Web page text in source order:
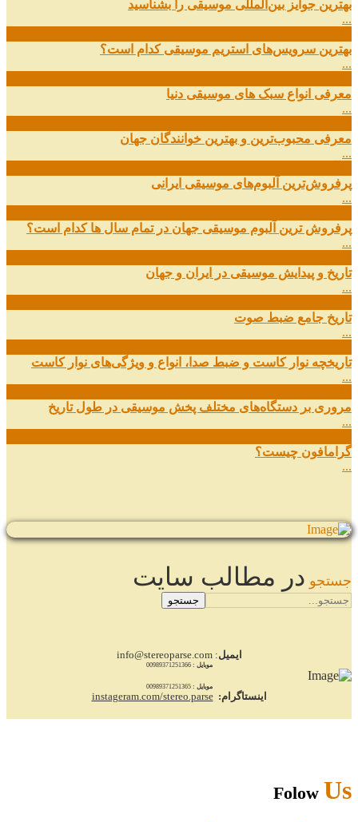
بهترین جوایز بین‌المللی موسیقی را بشناسید
...
بهترین سرویس‌های استریم موسیقی کدام است؟
...
معرفی انواع سبک های موسیقی دنیا
...
معرفی محبوب‌ترین و بهترین خوانندگان جهان
...
پرفروش‌ترین آلبوم‌های موسیقی ایرانی
...
پرفروش ترین آلبوم موسیقی جهان در تمام سال ها کدام است؟
...
تاریخ و پیدایش موسیقی در ایران و جهان
...
تاریخ جامع ضبط صوت
...
تاریخچه نوار کاست و ضبط صدا، انواع و ویژگی‌های نوار کاست
...
مروری بر دستگاه‌های مختلف پخش موسیقی در طول تاریخ
...
گرامافون چیست؟
...
جستجو در مطالب سایت
جستجو
ایمیل : info@stereoparse.com
موبایل :00989371251366
موبایل :00989371251365
اینستاگرام: instageram.com/stereo.parse
FolowUs